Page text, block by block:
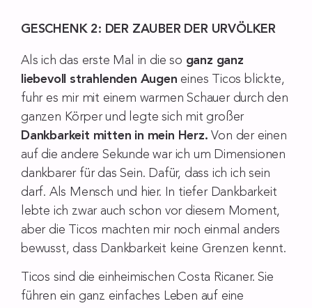
GESCHENK 2: DER ZAUBER DER URVÖLKER
Als ich das erste Mal in die so ganz ganz
liebevoll strahlenden Augen eines Ticos blickte,
fuhr es mir mit einem warmen Schauer durch den
ganzen Körper und legte sich mit großer
Dankbarkeit mitten in mein Herz. Von der einen
auf die andere Sekunde war ich um Dimensionen
dankbarer für das Sein. Dafür, dass ich ich sein
darf. Als Mensch und hier. In tiefer Dankbarkeit
lebte ich zwar auch schon vor diesem Moment,
aber die Ticos machten mir noch einmal anders
bewusst, dass Dankbarkeit keine Grenzen kennt.
Ticos sind die einheimischen Costa Ricaner. Sie
führen ein ganz einfaches Leben auf eine